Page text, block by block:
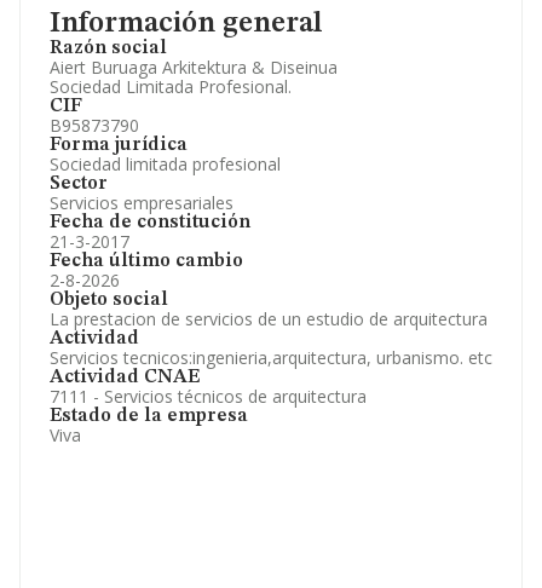
Información general
Razón social
Aiert Buruaga Arkitektura & Diseinua
Sociedad Limitada Profesional.
CIF
B95873790
Forma jurídica
Sociedad limitada profesional
Sector
Servicios empresariales
Fecha de constitución
21-3-2017
Fecha último cambio
2-8-2026
Objeto social
La prestacion de servicios de un estudio de arquitectura
Actividad
Servicios tecnicos:ingenieria,arquitectura, urbanismo. etc
Actividad CNAE
7111 - Servicios técnicos de arquitectura
Estado de la empresa
Viva
Accionistas.
Participaciones y Vinculaciones en otras empresas.
Artículos de prensa publicados sobre la empresa.
Información oficial y registral complementaria.